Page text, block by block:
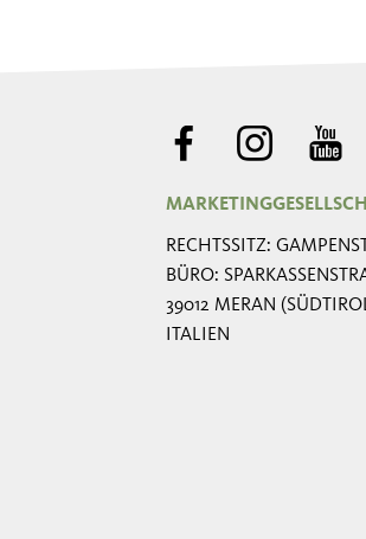
RECHTSSITZ:
BÜRO:
39012 MERAN
ITALIEN